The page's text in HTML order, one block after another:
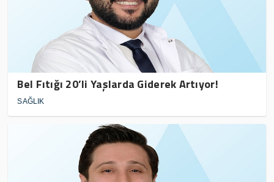
Bel Fıtığı 20’li Yaşlarda Giderek Artıyor!
SAĞLIK